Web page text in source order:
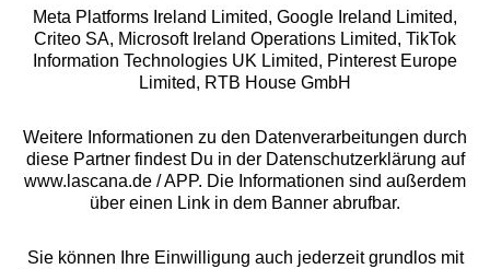
Alle Preise inkl. MwSt., zzgl.
Versandkosten
** Bonität vorausgesetzt, berechtigt zur Bonitätsprüfung
Meta Platforms Ireland Limited, Google Ireland Limited,
Criteo SA, Microsoft Ireland Operations Limited, TikTok
Information Technologies UK Limited, Pinterest Europe
Limited, RTB House GmbH
Weitere Informationen zu den Datenverarbeitungen durch
diese Partner findest Du in der Datenschutzerklärung auf
www.lascana.de / APP. Die Informationen sind außerdem
über einen Link in dem Banner abrufbar.
Sie können Ihre Einwilligung auch jederzeit grundlos mit